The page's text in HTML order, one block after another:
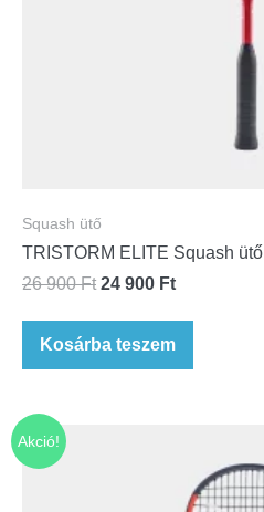
Squash ütő
TRISTORM ELITE Squash ütő
26 900Ft 24 900 Ft
Kosárba teszem
Akció!